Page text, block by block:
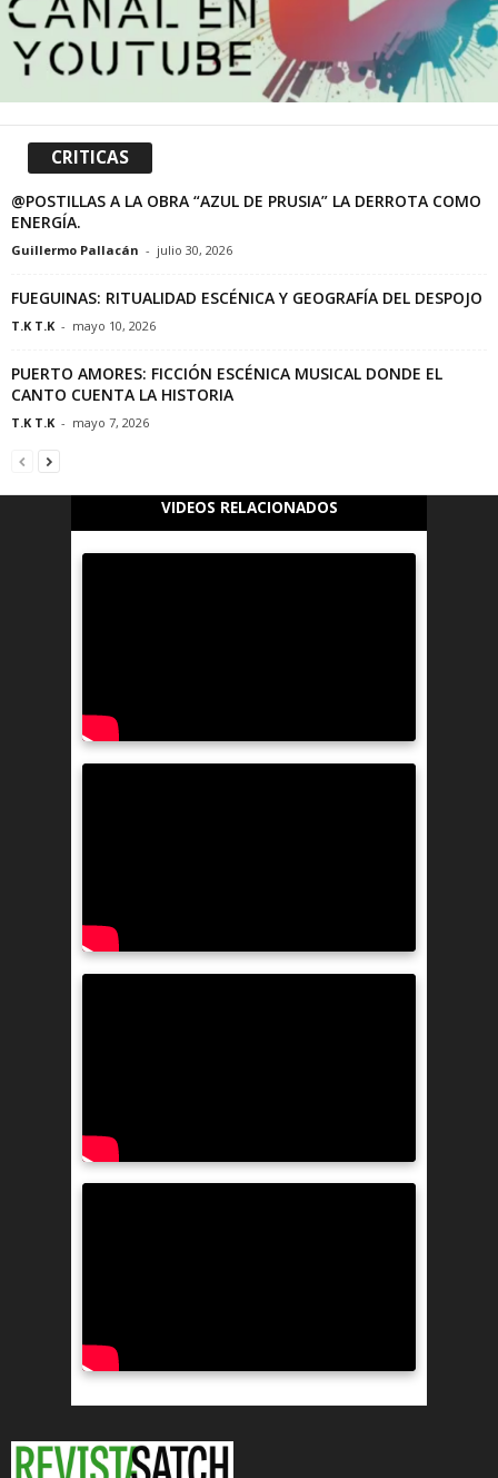
CRITICAS
@POSTILLAS A LA OBRA “AZUL DE PRUSIA” LA DERROTA COMO
ENERGÍA.
Guillermo Pallacán - julio 30, 2026
FUEGUINAS: RITUALIDAD ESCÉNICA Y GEOGRAFÍA DEL DESPOJO
T.K T.K - mayo 10, 2026
PUERTO AMORES: FICCIÓN ESCÉNICA MUSICAL DONDE EL
CANTO CUENTA LA HISTORIA
T.K T.K - mayo 7, 2026
VIDEOS RELACIONADOS